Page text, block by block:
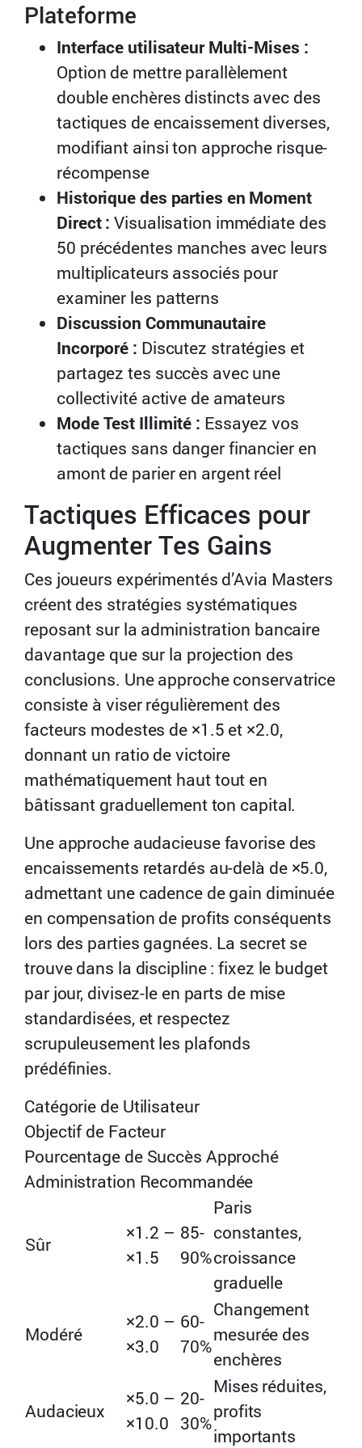
Plateforme
Interface utilisateur Multi-Mises :
Option de mettre parallèlement
double enchères distincts avec des
tactiques de encaissement diverses,
modifiant ainsi ton approche risque-
récompense
Historique des parties en Moment
Direct : Visualisation immédiate des
50 précédentes manches avec leurs
multiplicateurs associés pour
examiner les patterns
Discussion Communautaire
Incorporé : Discutez stratégies et
partagez tes succès avec une
collectivité active de amateurs
Mode Test Illimité : Essayez vos
tactiques sans danger financier en
amont de parier en argent réel
Tactiques Efficaces pour
Augmenter Tes Gains
Ces joueurs expérimentés d’Avia Masters
créent des stratégies systématiques
reposant sur la administration bancaire
davantage que sur la projection des
conclusions. Une approche conservatrice
consiste à viser régulièrement des
facteurs modestes de ×1.5 et ×2.0,
donnant un ratio de victoire
mathématiquement haut tout en
bâtissant graduellement ton capital.
Une approche audacieuse favorise des
encaissements retardés au-delà de ×5.0,
admettant une cadence de gain diminuée
en compensation de profits conséquents
lors des parties gagnées. La secret se
trouve dans la discipline : fixez le budget
par jour, divisez-le en parts de mise
standardisées, et respectez
scrupuleusement les plafonds
prédéfinies.
Catégorie de Utilisateur
Objectif de Facteur
Pourcentage de Succès Approché
Administration Recommandée
Sûr
×1.2 –
×1.5
85-
90%
Paris
constantes,
croissance
graduelle
Modéré
×2.0 –
×3.0
60-
70%
Changement
mesurée des
enchères
Audacieux
×5.0 –
×10.0
20-
30%
Mises réduites,
profits
importants